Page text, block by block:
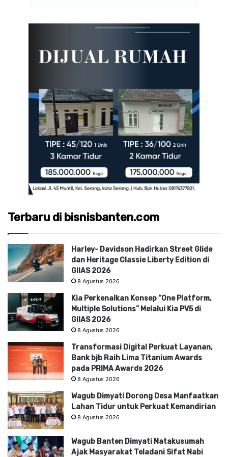
Terbaru di bisnisbanten.com
Harley- Davidson Hadirkan Street Glide
dan Heritage Classie Liberty Edition di
GIIAS 2026
8 Agustus 2026
Kia Perkenalkan Konsep “One Platform,
Multiple Solutions” Melalui Kia PV5 di
GIIAS 2026
8 Agustus 2026
Transformasi Digital Perkuat Layanan,
Bank bjb Raih Lima Titanium Awards
pada PRIMA Awards 2026
8 Agustus 2026
Wagub Dimyati Dorong Desa Manfaatkan
Lahan Tidur untuk Perkuat Kemandirian
8 Agustus 2026
Wagub Banten Dimyati Natakusumah
Ajak Masyarakat Teladani Sifat Nabi